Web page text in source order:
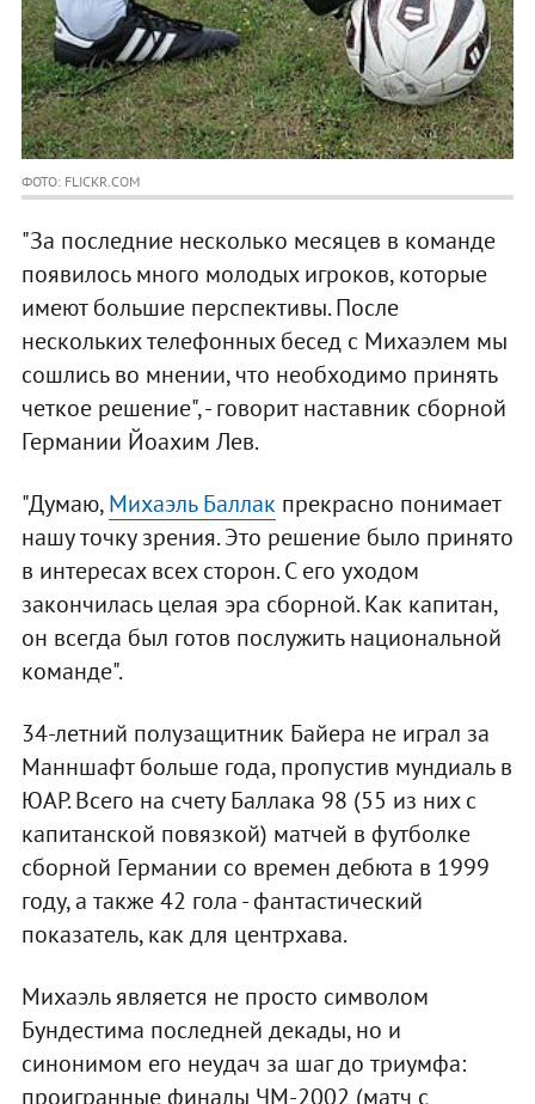
ФОТО: FLICKR.COM
"За последние несколько месяцев в команде
появилось много молодых игроков, которые
имеют большие перспективы. После
нескольких телефонных бесед с Михаэлем мы
сошлись во мнении, что необходимо принять
четкое решение", - говорит наставник сборной
Германии Йоахим Лев.
"Думаю,Михаэль Баллак прекрасно понимает
нашу точку зрения. Это решение было принято
в интересах всех сторон. С его уходом
закончилась целая эра сборной. Как капитан,
он всегда был готов послужить национальной
команде".
34-летний полузащитник Байера не играл за
Манншафт больше года, пропустив мундиаль в
ЮАР. Всего на счету Баллака 98 (55 из них с
капитанской повязкой) матчей в футболке
сборной Германии со времен дебюта в 1999
году, а также 42 гола - фантастический
показатель, как для центрхава.
Михаэль является не просто символом
Бундестима последней декады, но и
синонимом его неудач за шаг до триумфа:
проигранные финалы ЧМ-2002 (матч с